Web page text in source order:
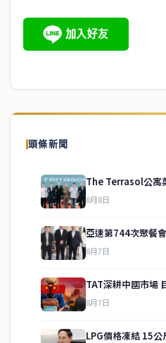
頭條新聞
The Terrasol公寓
8月8日
亞速第744次聚餐
8月7日
TAT深耕中國市場
8月7日
LPG價格凍結 15